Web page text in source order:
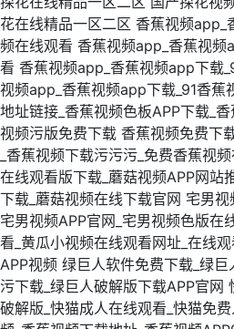
花在线精品一区二区 香蕉视频app_
频在线观看 香蕉视频app_香蕉视频
看 香蕉视频app_香蕉视频app下载
视频app_香蕉视频app下载_91香蕉
地址链接_香蕉视频色板APP下载_
视频污版免费下载 香蕉视频免费下
_香蕉视频下载污污污_免费香蕉视
在线观看版下载_蘑菇视频APP网站
下载_蘑菇视频在线下载官网 宅男视
宅男视频APP官网_宅男视频色版在
看_黄瓜小视频在线观看网址_在线
APP视频 绿巨人软件免费下载_绿
污下载_绿巨人破解版下载APP官网
破解版_快猫成人在线观看_快猫免